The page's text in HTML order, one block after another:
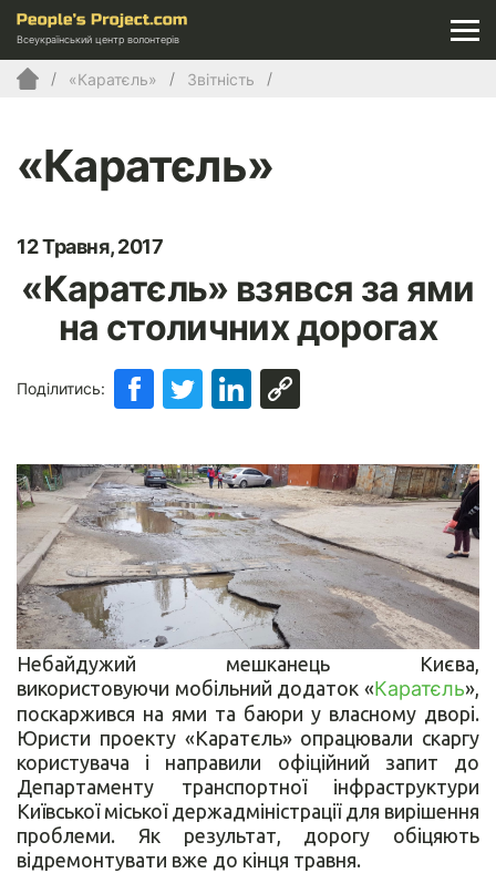
Всеукраїнський центр волонтерів
«Каратєль» Звітність
«Каратєль»
12 Травня, 2017
«Каратєль» взявся за ями
на столичних дорогах
Поділитись:
Небайдужий мешканець Києва,
використовуючи мобільний додаток «Каратєль»,
поскаржився на ями та баюри у власному дворі.
Юристи проекту «Каратєль» опрацювали скаргу
користувача і направили офіційний запит до
Департаменту транспортної інфраструктури
Київської міської держадміністрації для вирішення
проблеми. Як результат, дорогу обіцяють
відремонтувати вже до кінця травня.